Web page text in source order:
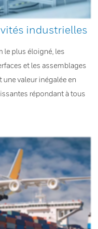
industrielles
le plus éloigné, les
et les assemblages
valeur inégalée en
répondant à tous